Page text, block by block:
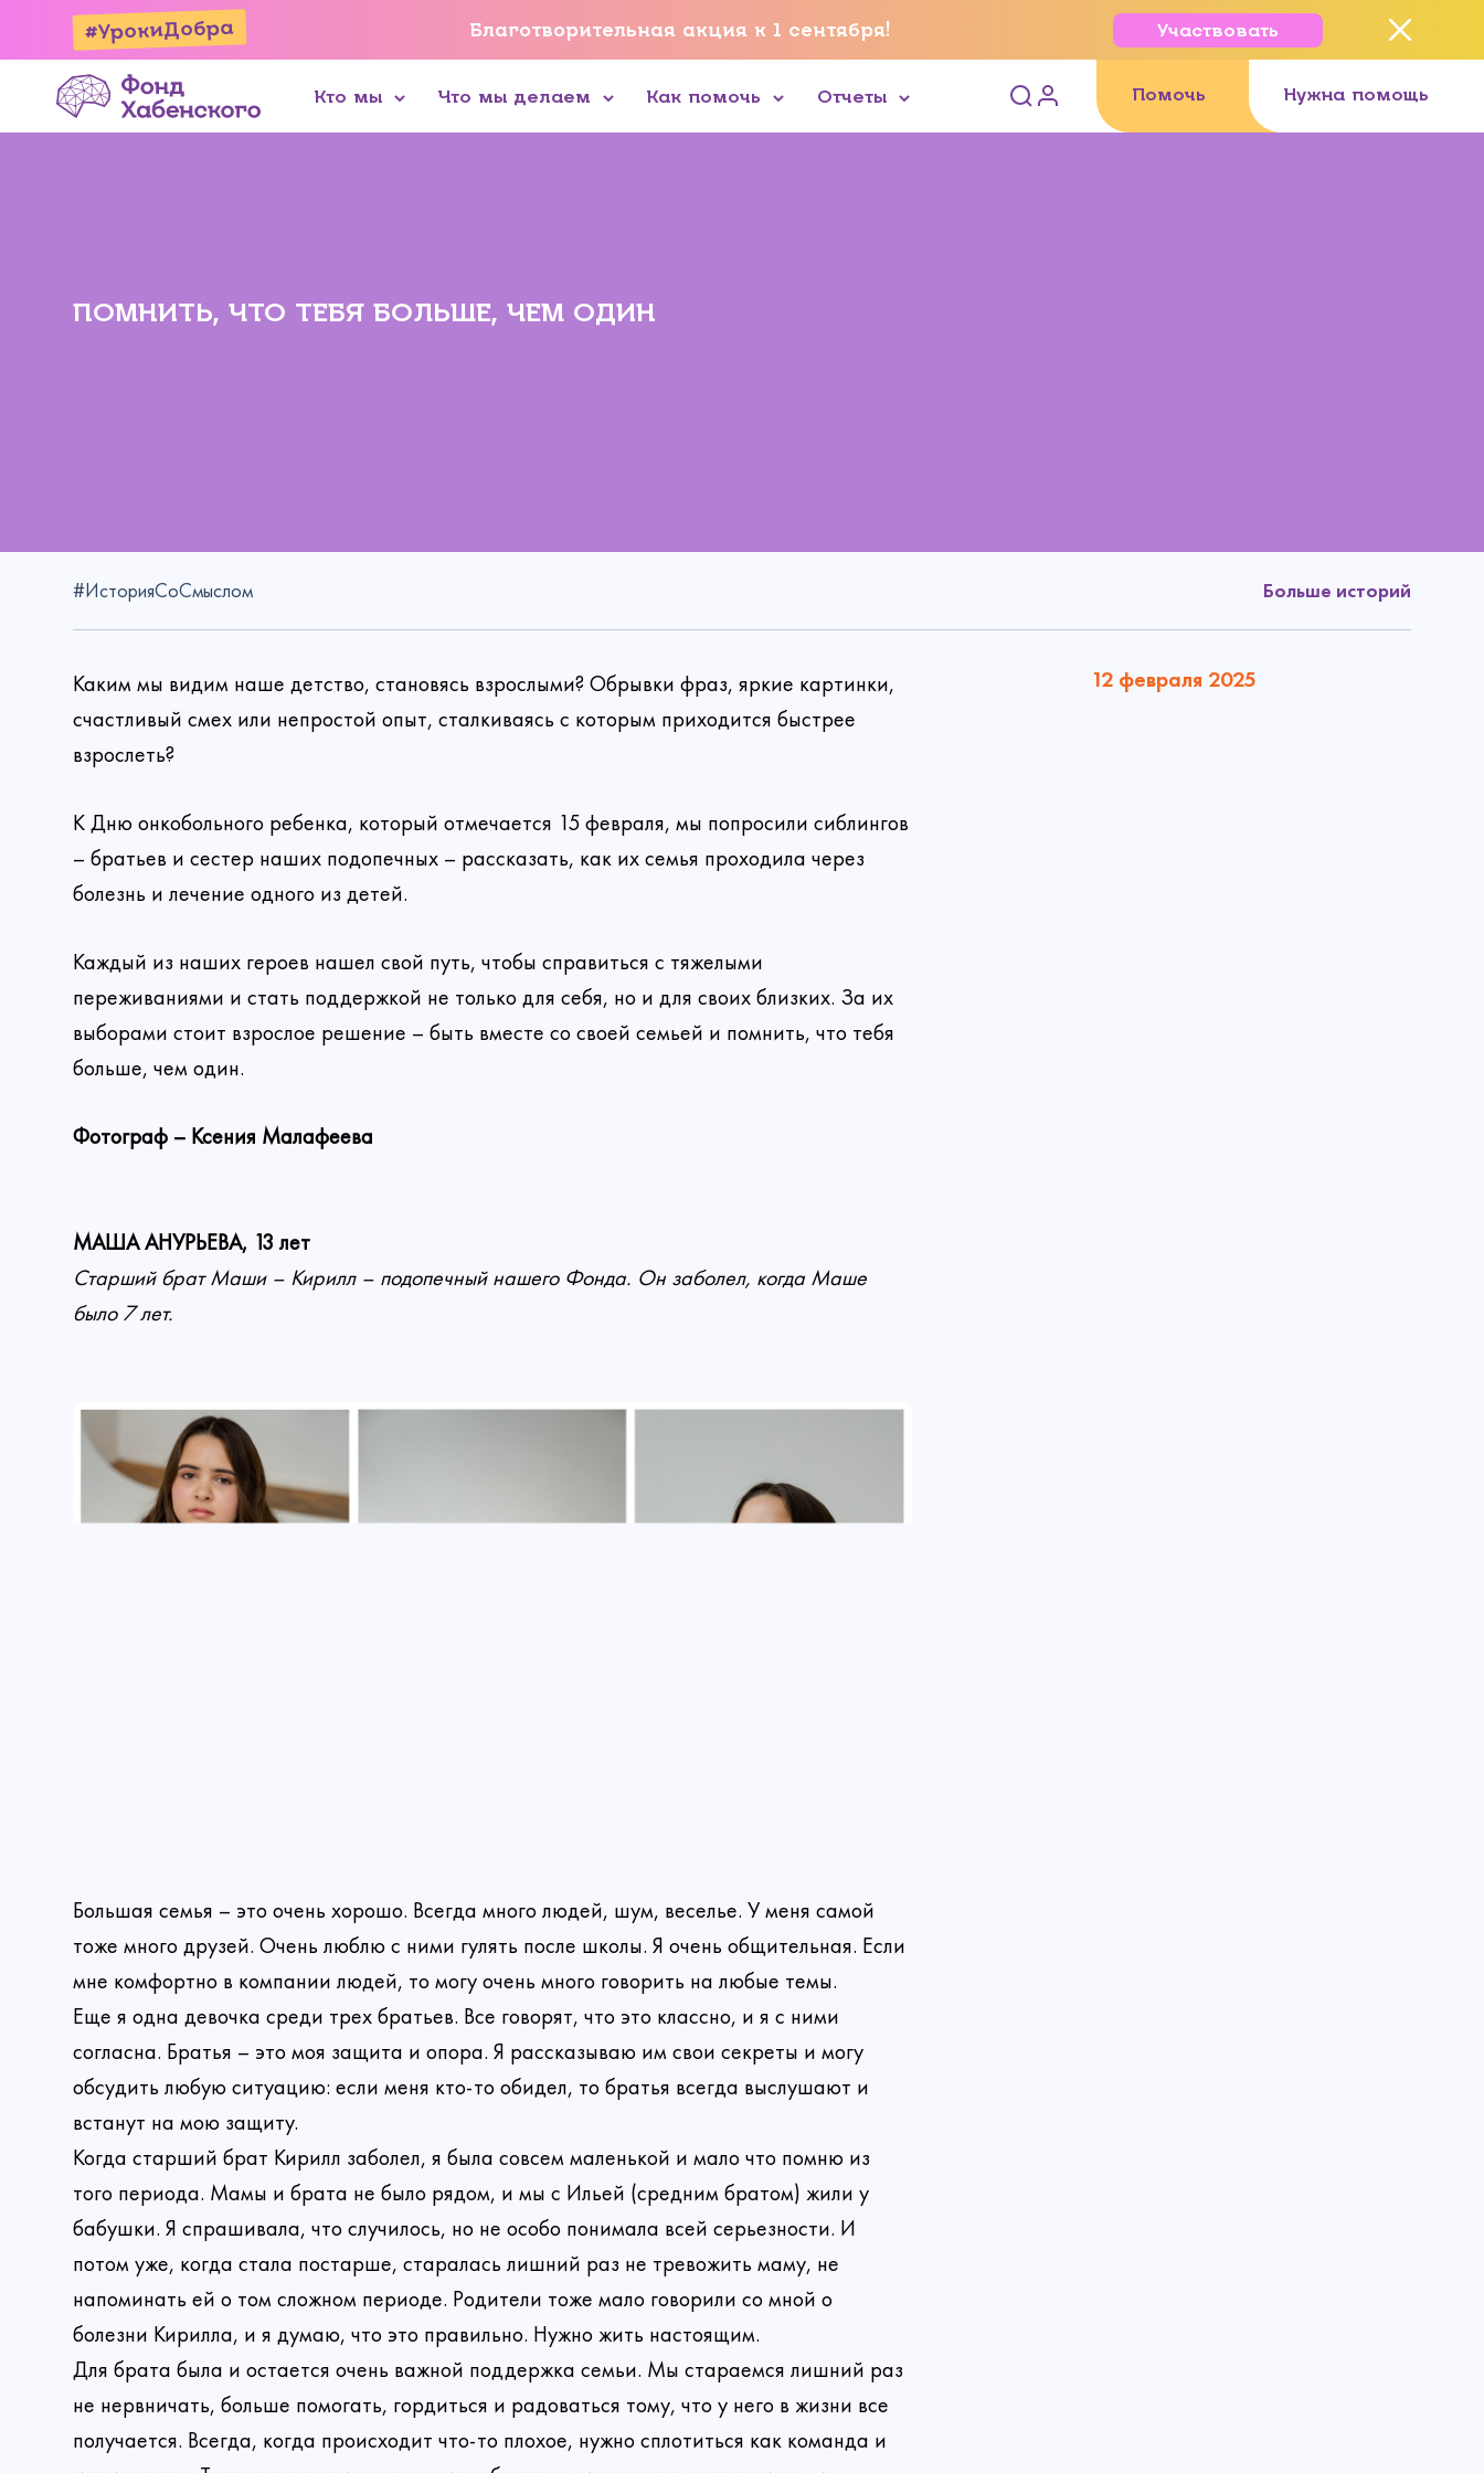
#УрокиДобра Благотворительная акция к 1 сентября! Участвовать
Кто мы Что мы делаем Как помочь Отчеты Помочь Нужна помощь
ПОМНИТЬ, ЧТО ТЕБЯ БОЛЬШЕ, ЧЕМ ОДИН
#ИсторияСоСмыслом Больше историй
Каким мы видим наше детство, становясь взрослыми? Обрывки фраз, яркие картинки,
счастливый смех или непростой опыт, сталкиваясь с которым приходится быстрее
взрослеть?
К Дню онкобольного ребенка, который отмечается 15 февраля, мы попросили сиблингов
– братьев и сестер наших подопечных – рассказать, как их семья проходила через
болезнь и лечение одного из детей.
Каждый из наших героев нашел свой путь, чтобы справиться с тяжелыми
переживаниями и стать поддержкой не только для себя, но и для своих близких. За их
выборами стоит взрослое решение – быть вместе со своей семьей и помнить, что тебя
больше, чем один.
Фотограф – Ксения Малафеева
МАША АНУРЬЕВА, 13 лет
Старший брат Маши – Кирилл – подопечный нашего Фонда. Он заболел, когда Маше
было 7 лет.
Большая семья – это очень хорошо. Всегда много людей, шум, веселье. У меня самой
тоже много друзей. Очень люблю с ними гулять после школы. Я очень общительная. Если
мне комфортно в компании людей, то могу очень много говорить на любые темы.
Еще я одна девочка среди трех братьев. Все говорят, что это классно, и я с ними
согласна. Братья – это моя защита и опора. Я рассказываю им свои секреты и могу
обсудить любую ситуацию: если меня кто-то обидел, то братья всегда выслушают и
встанут на мою защиту.
Когда старший брат Кирилл заболел, я была совсем маленькой и мало что помню из
того периода. Мамы и брата не было рядом, и мы с Ильей (средним братом) жили у
бабушки. Я спрашивала, что случилось, но не особо понимала всей серьезности. И
потом уже, когда стала постарше, старалась лишний раз не тревожить маму, не
напоминать ей о том сложном периоде. Родители тоже мало говорили со мной о
болезни Кирилла, и я думаю, что это правильно. Нужно жить настоящим.
Для брата была и остается очень важной поддержка семьи. Мы стараемся лишний раз
не нервничать, больше помогать, гордиться и радоваться тому, что у него в жизни все
получается. Всегда, когда происходит что-то плохое, нужно сплотиться как команда и
12 февраля 2025
#тег1#тег2#тег3
Лонгрид
Сила женщины: две истории о любви, которая побеждает
Лонгрид
Спасибо!
Ваше событие со смыслом будет завершено. Мы отправим вам письмо на
Спасибо!
Ваши пожертвования отображаются в личном кабинете
Спасибо!
Ваше пожертвование поступило в Фонд!
Благодарим, что исполнили мечты ребят и их родителей.
Они получили шанс вернуться к обычной жизни без болезни и слез!
Регулярное пожертвование
Сумма:
Создать аккаунт
Войти
Введите
Вашу почту
Изменить пароль
Спасибо, ваше сообщение принято.
Связаться с нами
Прикрепить файл
Вы уверены, что хотите завершить данное
событие?
Сделать пожертвование
Сумма Способ
Ежемесячно